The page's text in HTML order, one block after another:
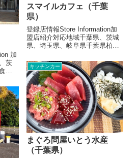
スマイルカフェ（千葉
県）
登録店情報Store Information加
盟店紹介対応地域千葉県、茨城
県、埼玉県、岐阜県千葉県柏市
で3日間以上のイベント出店形態
飲食キッチンカーメニュー/販
売・取扱品目クレープ：400円
～600円タピオカ...
加
茨
キ
&
バ
ン
キッチンカー
まぐろ問屋いとう水産
（千葉県）